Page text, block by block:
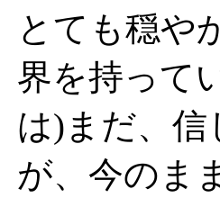
とても穏や
界を持って
は)まだ、
が、今のま